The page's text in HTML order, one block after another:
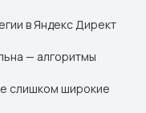
в Яндекс Директ
— алгоритмы
слишком широкие